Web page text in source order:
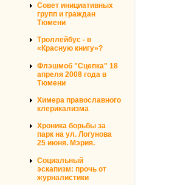
Совет инициативных
групп и граждан
Тюмени
Троллейбус - в
«Красную книгу»?
Флэшмоб "Сцепка" 18
апреля 2008 года в
Тюмени
Химера православного
клерикализма
Хроника борьбы за
парк на ул. Логунова
25 июня. Мэрия.
Социальный
эскапизм: прочь от
журналистики